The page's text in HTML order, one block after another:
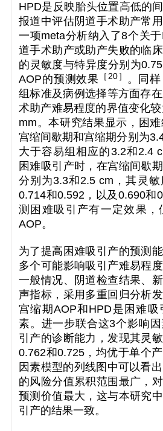
HPD是反映胎头位置高低的
报道中评估阴道手术助产常
一项meta分析纳入了8个关
道手术助产或助产失败的临
的灵敏度与特异度分别为
AOP的预测效果
［ 20］ 。同
组标准及病例选择等方面存
术助产难易程度的界值变化
mm。本研究结果显示，困
宫缩间歇期和宫缩期分别为
大于容易组相应的3.2和2.4
困难吸引产时，在宫缩间歇
分别为3.3和2.5 cm，其灵
0.714和0.592，以及0.690和
测困难吸引产有一定效果，
AOP。
为了提高困难吸引产的预测
多个可能影响吸引产难易程
一般情况、阴道检查结果、
声指标，采用多重回归分析
宫缩期AOP和HPD是困难吸
素。进一步联合这3个影响
引产的诊断能力，发现其灵
0.762和0.725，均优于单个
因素模型的列线图中可以看
的风险分值累积范围最广，
预测价值最大，这与本研究
引产的结果一致。